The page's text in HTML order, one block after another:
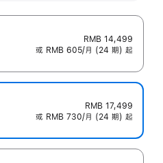
RMB 14,499
或 RMB 605/月 (24 期) 起
RMB 17,499
或 RMB 730/月 (24 期) 起